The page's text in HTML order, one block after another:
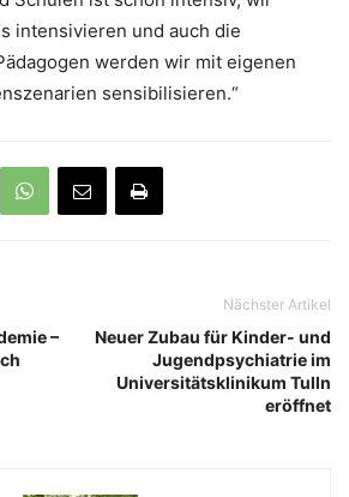
intensivieren und auch die
werden wir mit eigenen
sensibilisieren.“
–
Nächster Artikel
Neuer Zubau für Kinder- und
Jugendpsychiatrie im
Universitätsklinikum Tulln
eröffnet